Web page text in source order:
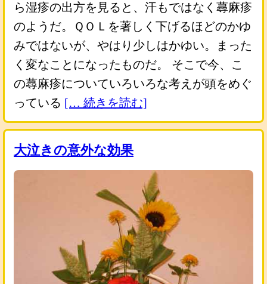
ら湿疹の出方を見ると、汗もではなく蕁麻疹
のようだ。ＱＯＬを著しく下げるほどのかゆ
みではないが、やはり少しはかゆい。まった
く変なことになったものだ。 そこで今、こ
の蕁麻疹についていろいろな考えが頭をめぐ
っている [… 続きを読む]
大泣きの意外な効果